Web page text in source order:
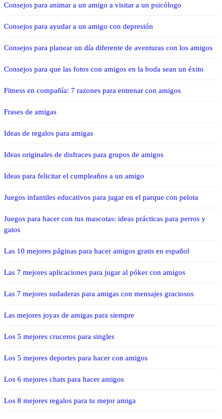
Consejos para animar a un amigo a visitar a un psicólogo
Consejos para ayudar a un amigo con depresión
Consejos para planear un día diferente de aventuras con los amigos
Consejos para que las fotos con amigos en la boda sean un éxito
Fitness en compañía: 7 razones para entrenar con amigos
Frases de amigas
Ideas de regalos para amigas
Ideas originales de disfraces para grupos de amigos
Ideas para felicitar el cumpleaños a un amigo
Juegos infantiles educativos para jugar en el parque con pelota
Juegos para hacer con tus mascotas: ideas prácticas para perros y
gatos
Las 10 mejores páginas para hacer amigos gratis en español
Las 7 mejores aplicaciones para jugar al póker con amigos
Las 7 mejores sudaderas para amigas con mensajes graciosos
Las mejores joyas de amigas para siempre
Los 5 mejores cruceros para singles
Los 5 mejores deportes para hacer con amigos
Los 6 mejores chats para hacer amigos
Los 8 mejores regalos para tu mejor amiga